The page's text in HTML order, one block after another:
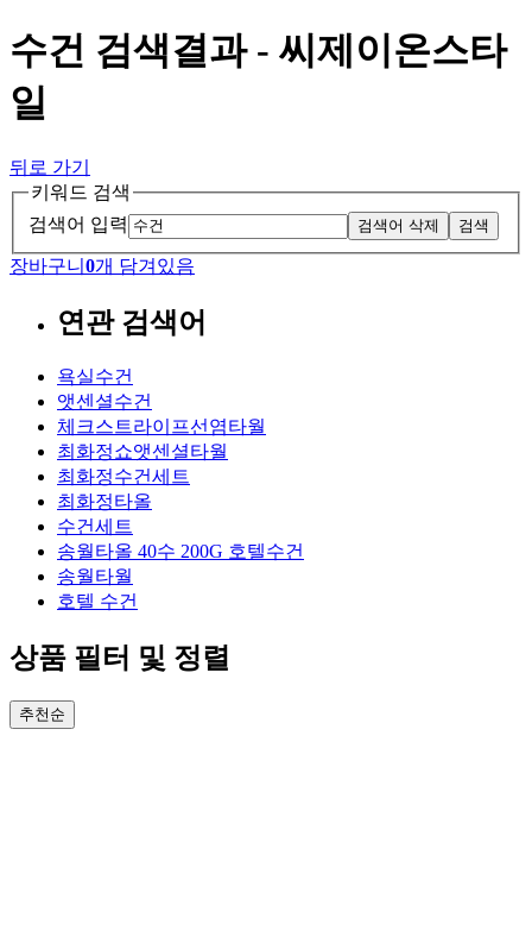
수건 검색결과 - 씨제이온스타
일
뒤로 가기
키워드 검색
검색어 입력
검색어 삭제 검색
장바구니 0개 담겨있음
연관 검색어
욕실수건
앳센셜수건
체크스트라이프선염타월
최화정쇼앳센셜타월
최화정수건세트
최화정타올
수건세트
송월타올 40수 200G 호텔수건
송월타월
호텔 수건
상품 필터 및 정렬
추천순